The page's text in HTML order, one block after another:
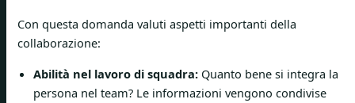
Con questa domanda valuti aspetti importanti della
collaborazione:
Abilità nel lavoro di squadra: Quanto bene si integra la
persona nel team? Le informazioni vengono condivise